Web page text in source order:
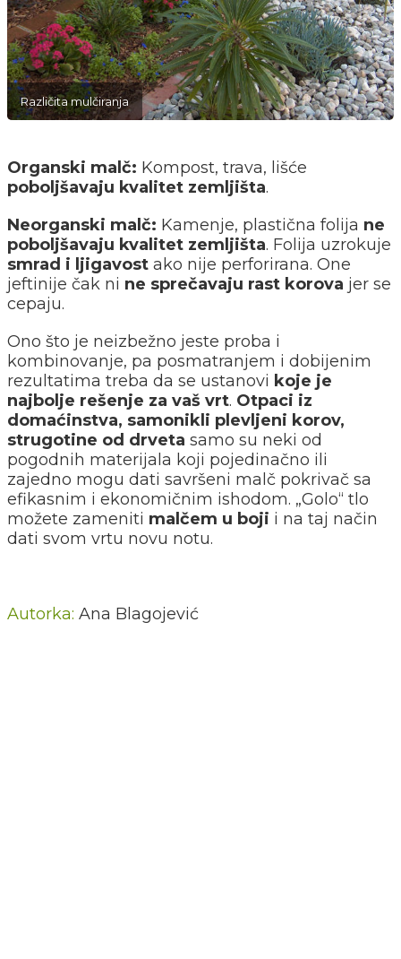
Različita mulčiranja
Organski malč: Kompost, trava, lišće
poboljšavaju kvalitet zemljišta.
Neorganski malč: Kamenje, plastična folija ne
poboljšavaju kvalitet zemljišta. Folija uzrokuje
smrad i ljigavost ako nije perforirana. One
jeftinije čak ni ne sprečavaju rast korova jer se
cepaju.
Ono što je neizbežno jeste proba i
kombinovanje, pa posmatranjem i dobijenim
rezultatima treba da se ustanovi koje je
najbolje rešenje za vaš vrt. Otpaci iz
domaćinstva, samonikli plevljeni korov,
strugotine od drveta samo su neki od
pogodnih materijala koji pojedinačno ili
zajedno mogu dati savršeni malč pokrivač sa
efikasnim i ekonomičnim ishodom. „Golo“ tlo
možete zameniti malčem u boji i na taj način
dati svom vrtu novu notu.
Autorka: Ana Blagojević